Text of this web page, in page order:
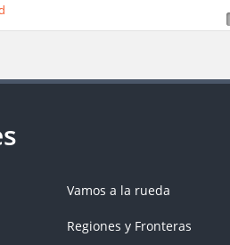
Vamos a la rueda
Regiones y Fronteras